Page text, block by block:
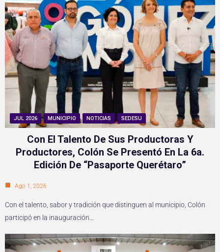
JUL 2026 MUNICIPIO NOTICIAS SEDESU
Con El Talento De Sus Productoras Y
Productores, Colón Se Presentó En La 6a.
Edición De “Pasaporte Querétaro”
Ago 1, 2026
Con el talento, sabor y tradición que distinguen al municipio, Colón
participó en la inauguración…